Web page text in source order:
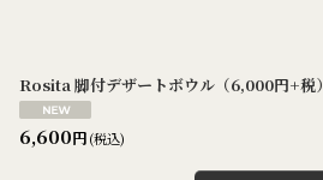
Rosita 脚付デザートボウル（6,000円+税）
6,600円(税込)